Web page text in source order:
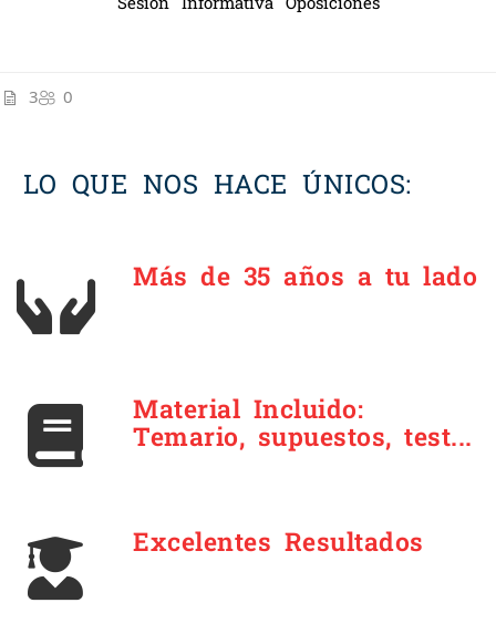
3 0
LO QUE NOS HACE ÚNICOS:
Más de 35 años a tu lado
Material Incluido:
Temario, supuestos, test...
Excelentes Resultados